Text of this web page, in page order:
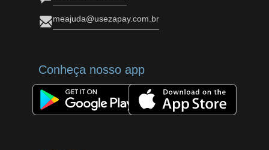
meajuda@usezapay.com.br
Conheça nosso app